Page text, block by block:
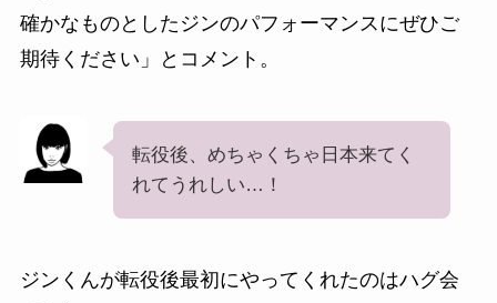
確かなものとしたジンのパフォーマンスにぜひご
期待ください」とコメント。
転役後、めちゃくちゃ日本来てく
れてうれしい…！
ジンくんが転役後最初にやってくれたのはハグ会